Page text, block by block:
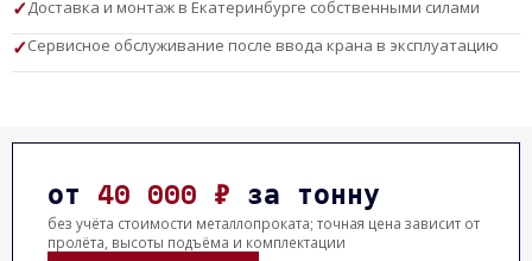
Доставка и монтаж в Екатеринбурге собственными силами
Сервисное обслуживание после ввода крана в эксплуатацию
от 40 000 ₽ за тонну
без учёта стоимости металлопроката; точная цена зависит от
пролёта, высоты подъёма и комплектации